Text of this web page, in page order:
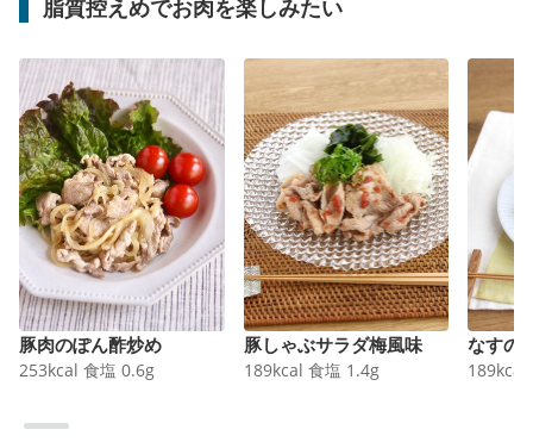
脂質控えめでお肉を楽しみたい
豚肉のぽん酢炒め
253kcal 食塩 0.6g
豚しゃぶサラダ梅風味
189kcal 食塩 1.4g
なすの
189kcal